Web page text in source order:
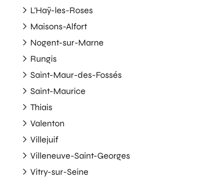
L'Haÿ-les-Roses
Maisons-Alfort
Nogent-sur-Marne
Rungis
Saint-Maur-des-Fossés
Saint-Maurice
Thiais
Valenton
Villejuif
Villeneuve-Saint-Georges
Vitry-sur-Seine